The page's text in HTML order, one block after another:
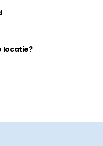
locatie?